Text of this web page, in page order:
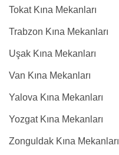
Tokat Kına Mekanları
Trabzon Kına Mekanları
Uşak Kına Mekanları
Van Kına Mekanları
Yalova Kına Mekanları
Yozgat Kına Mekanları
Zonguldak Kına Mekanları